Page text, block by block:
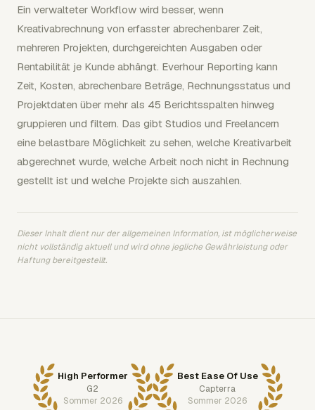
Ein verwalteter Workflow wird besser, wenn
Kreativabrechnung von erfasster abrechenbarer Zeit,
mehreren Projekten, durchgereichten Ausgaben oder
Rentabilität je Kunde abhängt. Everhour Reporting kann
Zeit, Kosten, abrechenbare Beträge, Rechnungsstatus und
Projektdaten über mehr als 45 Berichtsspalten hinweg
gruppieren und filtern. Das gibt Studios und Freelancern
eine belastbare Möglichkeit zu sehen, welche Kreativarbeit
abgerechnet wurde, welche Arbeit noch nicht in Rechnung
gestellt ist und welche Projekte sich auszahlen.
Dieser Inhalt dient nur der allgemeinen Information, ist möglicherweise
nicht vollständig aktuell und wird ohne jegliche Gewährleistung oder
Haftung bereitgestellt.
High Performer
G2
Sommer 2026
Best Ease Of Use
Capterra
Sommer 2026